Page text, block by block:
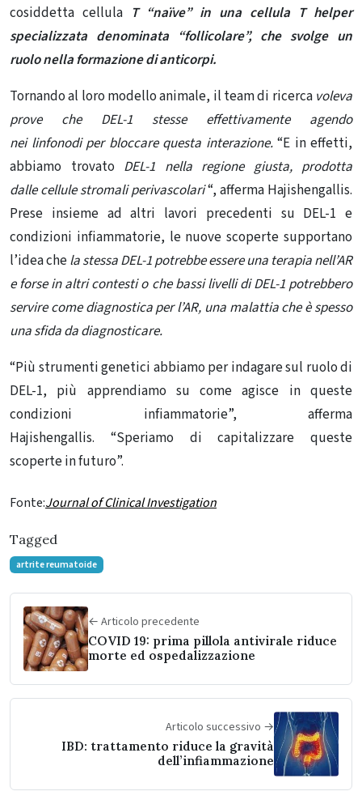
cosiddetta cellula T “naïve” in una cellula T helper
specializzata denominata “follicolare”, che svolge un
ruolo nella formazione di anticorpi.
Tornando al loro modello animale, il team di ricercavoleva
prove che DEL-1 stesse effettivamente agendo
nei linfonodiper bloccare questa interazione.“E in effetti,
abbiamo trovato DEL-1 nella regione giusta, prodotta
dallecellulestromali perivascolari“, afferma Hajishengallis.
Prese insieme ad altri lavori precedenti su DEL-1 e
condizioni infiammatorie, le nuove scoperte supportano
l’idea chela stessa DEL-1 potrebbe essere una terapia nell’AR
e forse in altri contesti o che bassi livelli di DEL-1 potrebbero
servire come diagnostica per l’AR, una malattia che è spesso
una sfida da diagnosticare.
“Più strumenti genetici abbiamo per indagare sul ruolo di
DEL-1, più apprendiamo su come agisce in queste
condizioni infiammatorie”, afferma
Hajishengallis. “Speriamo di capitalizzare queste
scoperte in futuro”.
Fonte:Journal of Clinical Investigation
Tagged
artrite reumatoide
← Articolo precedente
COVID 19: prima pillola antivirale riduce
morte ed ospedalizzazione
Articolo successivo →
IBD: trattamento riduce la gravità
dell’infiammazione